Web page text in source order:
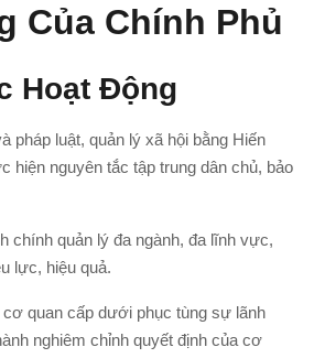
Của Chính Phủ
Hoạt Động
pháp luật, quản lý xã hội bằng Hiến
hiện nguyên tắc tập trung dân chủ, bảo
chính quản lý đa ngành, đa lĩnh vực,
lực, hiệu quả.
quan cấp dưới phục tùng sự lãnh
nghiêm chỉnh quyết định của cơ